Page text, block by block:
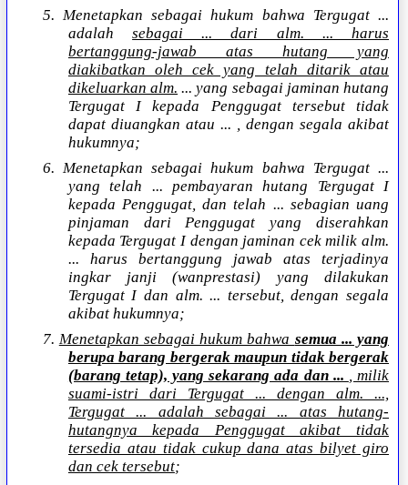
5. Menetapkan sebagai hukum bahwa Tergugat ...
adalahsebagai ... dari alm. ... harus
bertanggung-jawab atas hutang yang
diakibatkan oleh cek yang telah ditarik atau
dikeluarkan alm. ... yang sebagai jaminan hutang
Tergugat I kepada Penggugat tersebut tidak
dapat diuangkan atau ... , dengan segala akibat
hukumnya;
6. Menetapkan sebagai hukum bahwa Tergugat ...
yang telah ... pembayaran hutang Tergugat I
kepada Penggugat, dan telah ... sebagian uang
pinjaman dari Penggugat yang diserahkan
kepada Tergugat I dengan jaminan cek milik alm.
... harus bertanggung jawab atas terjadinya
ingkar janji (wanprestasi) yang dilakukan
Tergugat I dan alm. ... tersebut, dengan segala
akibat hukumnya;
7. Menetapkan sebagai hukum bahwa semua ... yang
berupa barang bergerak maupun tidak bergerak
(barang tetap), yang sekarang ada dan ... , milik
suami-istri dari Tergugat ... dengan alm. ...,
Tergugat ... adalah sebagai ... atas hutang-
hutangnya kepada Penggugat akibat tidak
tersedia atau tidak cukup dana atas bilyet giro
dan cek tersebut;